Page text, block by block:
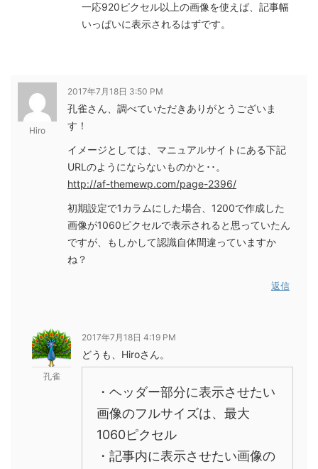
一応920ピクセル以上の画像を使えば、記事幅
いっぱいに表示されるはずです。
Hiro
2017年7月18日 3:50 PM
孔雀さん、調べていただきありがとうございま
す！
イメージとしては、マニュアルサイトにある下記
URLのようにならないものかと･･。
http://af-themewp.com/page-2396/
初期設定で1カラムにした場合、1200で作成した
画像が1060ピクセルで表示されると思っていたん
ですが、もしかして認識自体間違っていますか
ね？
返信
孔雀
2017年7月18日 4:19 PM
どうも、Hiroさん。
・ヘッダー部分に表示させたい
画像のフルサイズは、最大
1060ピクセル
・記事内に表示させたい画像の